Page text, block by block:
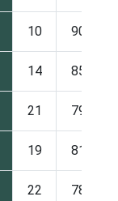
10 90
14 85
21 79
19 81
22 78